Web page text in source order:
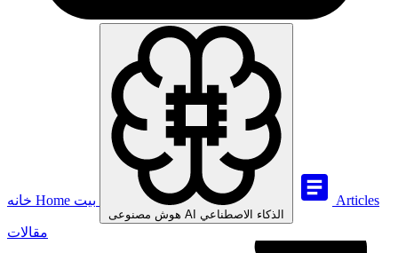
Home
AI الذكاء الاصطناعي
Articles
مقالات